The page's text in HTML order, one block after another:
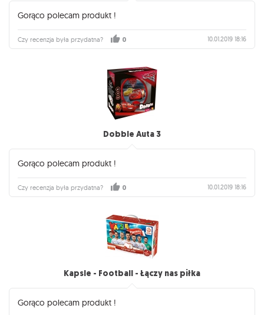
Gorąco polecam produkt !
Czy recenzja była przydatna? 0 10.01.2019 18:16
Dobble Auta 3
Gorąco polecam produkt !
Czy recenzja była przydatna? 0 10.01.2019 18:16
Kapsle - Football - Łączy nas piłka
Gorąco polecam produkt !